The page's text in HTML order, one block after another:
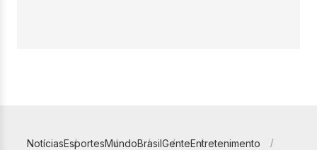
NotíciasEsportesMundoBrasilGenteEntretenimento